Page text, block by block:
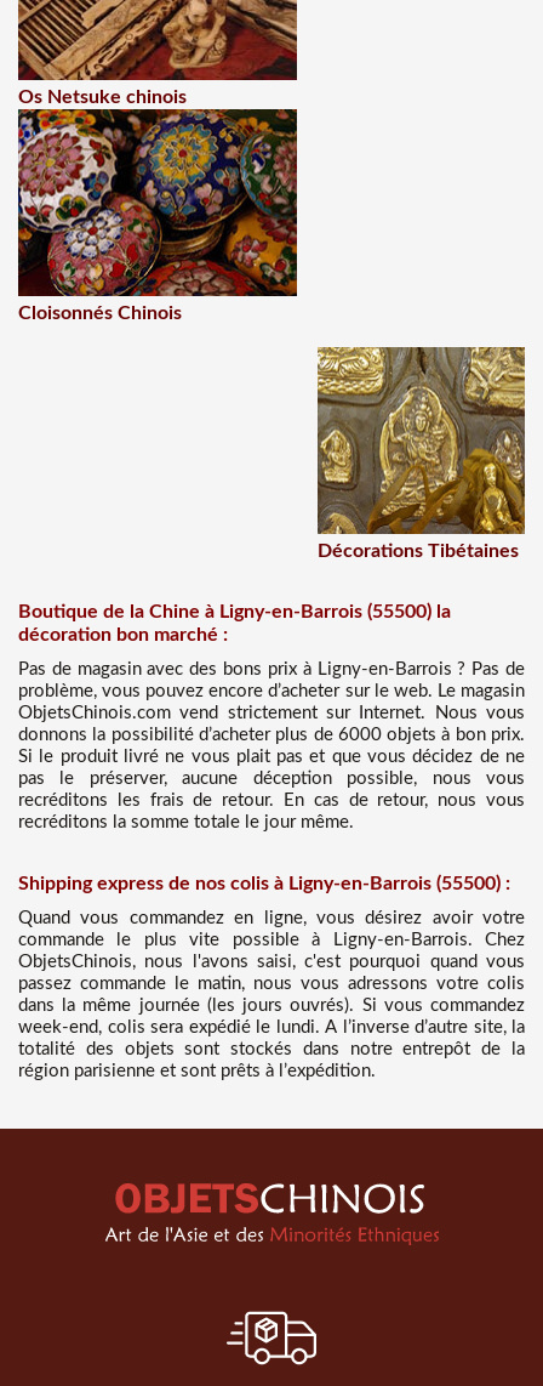
Os Netsuke chinois
Cloisonnés Chinois
Décorations Tibétaines
Boutique de la Chine à Ligny-en-Barrois (55500) la
décoration bon marché :
Pas de magasin avec des bons prix à Ligny-en-Barrois ? Pas de
problème, vous pouvez encore d’acheter sur le web. Le magasin
ObjetsChinois.com vend strictement sur Internet. Nous vous
donnons la possibilité d’acheter plus de 6000 objets à bon prix.
Si le produit livré ne vous plait pas et que vous décidez de ne
pas le préserver, aucune déception possible, nous vous
recréditons les frais de retour. En cas de retour, nous vous
recréditons la somme totale le jour même.
Shipping express de nos colis à Ligny-en-Barrois (55500) :
Quand vous commandez en ligne, vous désirez avoir votre
commande le plus vite possible à Ligny-en-Barrois. Chez
ObjetsChinois, nous l'avons saisi, c'est pourquoi quand vous
passez commande le matin, nous vous adressons votre colis
dans la même journée (les jours ouvrés). Si vous commandez
week-end, colis sera expédié le lundi. A l’inverse d’autre site, la
totalité des objets sont stockés dans notre entrepôt de la
région parisienne et sont prêts à l’expédition.